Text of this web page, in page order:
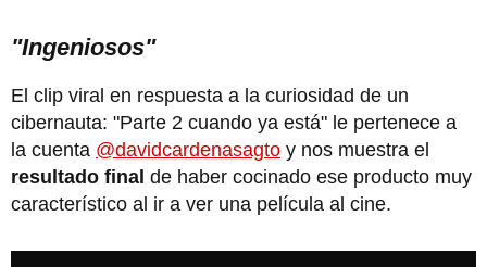
"Ingeniosos"
El clip viral en respuesta a la curiosidad de un
cibernauta: "Parte 2 cuando ya está" le pertenece a
la cuenta @davidcardenasagto y nos muestra el
resultado final de haber cocinado ese producto muy
característico al ir a ver una película al cine.